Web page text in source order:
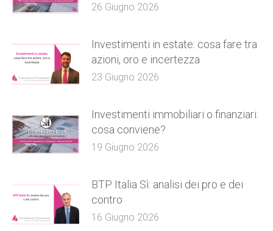
26 Giugno 2026
Investimenti in estate: cosa fare tra
azioni, oro e incertezza
23 Giugno 2026
Investimenti immobiliari o finanziari:
cosa conviene?
19 Giugno 2026
BTP Italia Sì: analisi dei pro e dei
contro
16 Giugno 2026